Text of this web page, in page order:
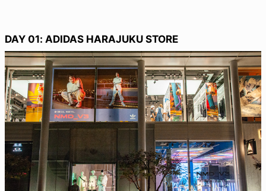
DAY 01: ADIDAS HARAJUKU STORE